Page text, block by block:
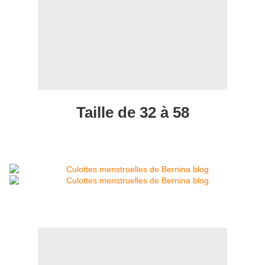
Taille de 32 à 58